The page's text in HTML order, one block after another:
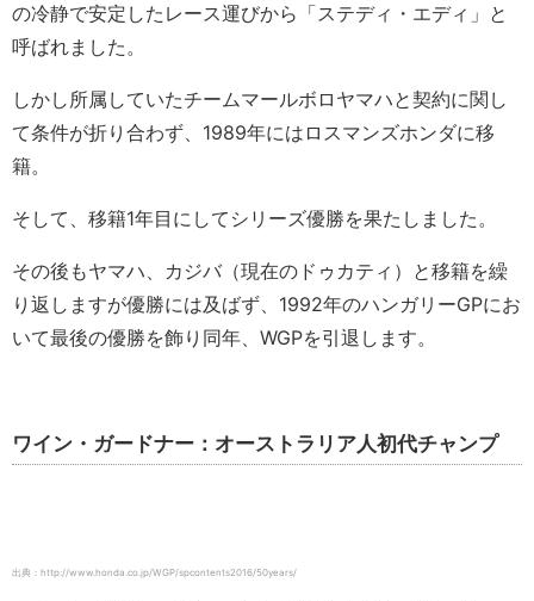
の冷静で安定したレース運びから「ステディ・エディ」と
呼ばれました。
しかし所属していたチームマールボロヤマハと契約に関し
て条件が折り合わず、1989年にはロスマンズホンダに移
籍。
そして、移籍1年目にしてシリーズ優勝を果たしました。
その後もヤマハ、カジバ（現在のドゥカティ）と移籍を繰
り返しますが優勝には及ばず、1992年のハンガリーGPにお
いて最後の優勝を飾り同年、WGPを引退します。
ワイン・ガードナー：オーストラリア人初代チャンプ
出典：http://www.honda.co.jp/WGP/spcontents2016/50years/